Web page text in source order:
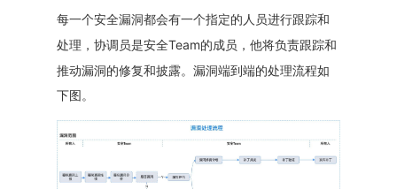
每一个安全漏洞都会有一个指定的人员进行跟踪和
处理，协调员是安全Team的成员，他将负责跟踪和
推动漏洞的修复和披露。漏洞端到端的处理流程如
下图。